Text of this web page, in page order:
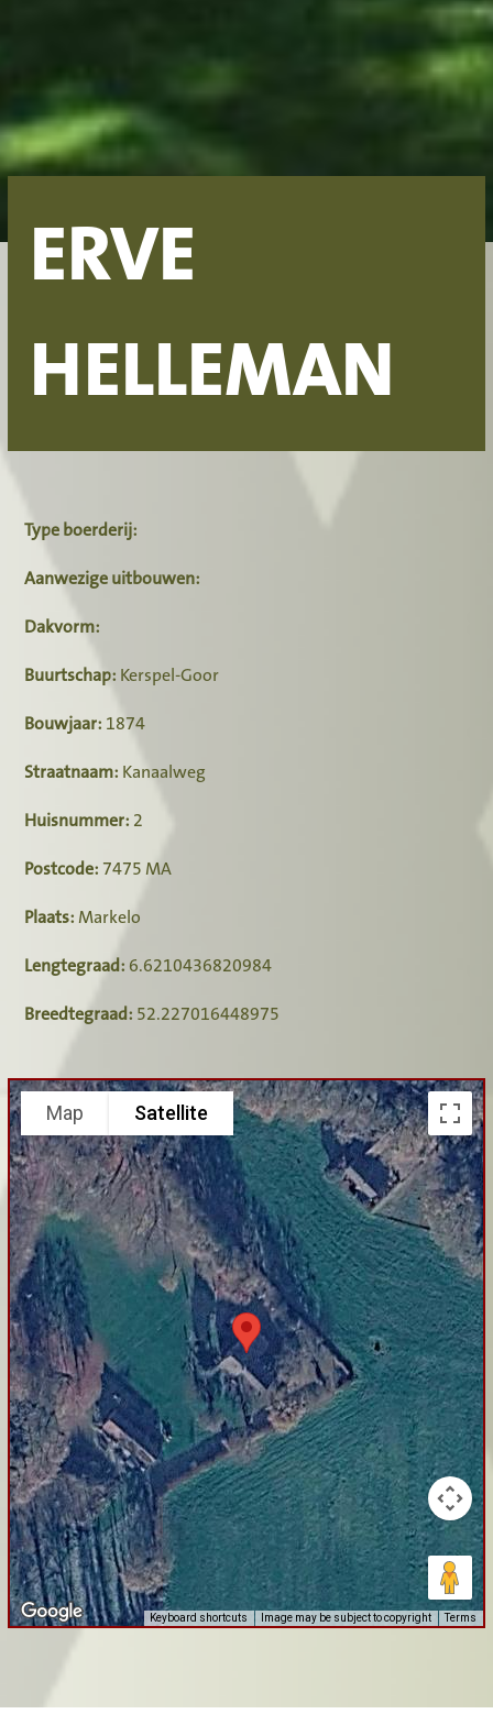
ERVE
HELLEMAN
Type boerderij:
Aanwezige uitbouwen:
Dakvorm:
Buurtschap: Kerspel-Goor
Bouwjaar: 1874
Straatnaam: Kanaalweg
Huisnummer: 2
Postcode: 7475 MA
Plaats: Markelo
Lengtegraad: 6.6210436820984
Breedtegraad: 52.227016448975
Map Satellite
Keyboard shortcuts Image may be subject to copyright Terms